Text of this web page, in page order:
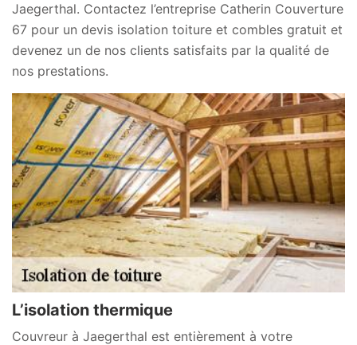
Jaegerthal. Contactez l’entreprise Catherin Couverture
67 pour un devis isolation toiture et combles gratuit et
devenez un de nos clients satisfaits par la qualité de
nos prestations.
L’isolation thermique
Couvreur à Jaegerthal est entièrement à votre